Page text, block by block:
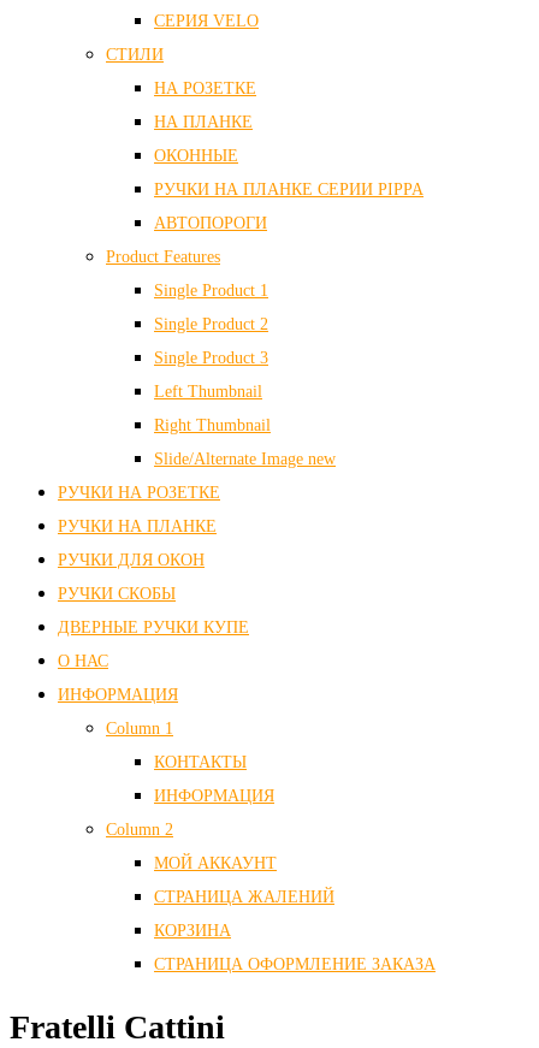
СЕРИЯ VELO
СТИЛИ
НА РОЗЕТКЕ
НА ПЛАНКЕ
ОКОННЫЕ
РУЧКИ НА ПЛАНКЕ СЕРИИ PIPPA
АВТОПОРОГИ
Product Features
Single Product 1
Single Product 2
Single Product 3
Left Thumbnail
Right Thumbnail
Slide/Alternate Image new
РУЧКИ НА РОЗЕТКЕ
РУЧКИ НА ПЛАНКЕ
РУЧКИ ДЛЯ ОКОН
РУЧКИ СКОБЫ
ДВЕРНЫЕ РУЧКИ КУПЕ
О НАС
ИНФОРМАЦИЯ
Column 1
КОНТАКТЫ
ИНФОРМАЦИЯ
Column 2
МОЙ АККАУНТ
СТРАНИЦА ЖАЛЕНИЙ
КОРЗИНА
СТРАНИЦА ОФОРМЛЕНИЕ ЗАКАЗА
Fratelli Cattini